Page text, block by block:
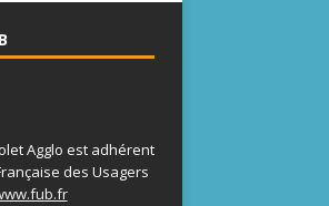
Agglo est adhérent
des Usagers